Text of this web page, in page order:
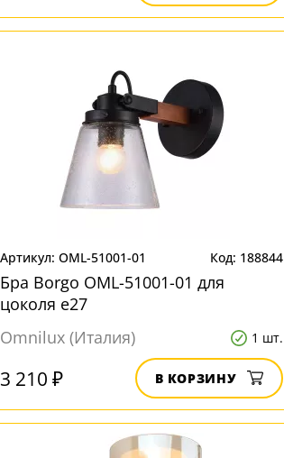
OML-51001-01 188844
Бра Borgo OML-51001-01 для
цоколя e27
Omnilux (Италия)
1 шт.
3 210 ₽ В КОРЗИНУ